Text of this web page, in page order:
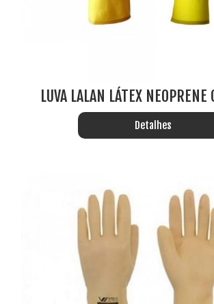
LUVA LALAN LÁTEX
Detalhes